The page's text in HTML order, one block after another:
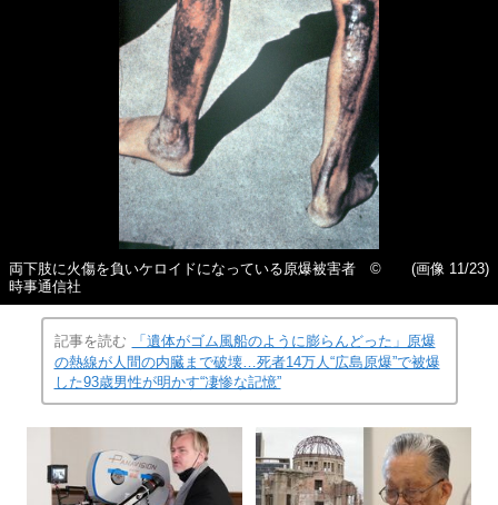
両下肢に火傷を負いケロイドになっている原爆被害者 ©
時事通信社
(画像 11/23)
記事を読む
「遺体がゴム風船のように膨らんどった」原爆
の熱線が人間の内臓まで破壊…死者14万人“広島原爆”で被爆
した93歳男性が明かす“凄惨な記憶”